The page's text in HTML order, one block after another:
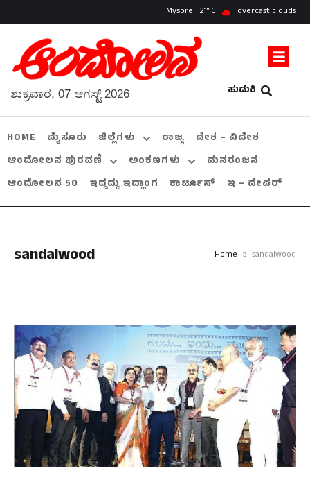
Mysore 21 overcast clouds
ಹುಡುಕಿ
ಶುಕ್ರವಾರ, 07 ಆಗಸ್ಟ್ 2026
HOME ಮೈಸೂರು ಜಿಲ್ಲೆಗಳು ರಾಜ್ಯ
ದೇಶ – ವಿದೇಶ
ಆಂದೋಲನ ಪುರವಣಿ
ಅಂಕಣಗಳು
ಮನರಂಜನೆ
ಆಂದೋಲನ 50
ಇದ್ದದ್ದು ಇದ್ಹಾಂಗ ಕಾರ್ಟೂನ್ ಇ – ಪೇಪರ್
sandalwood Home sandalwood